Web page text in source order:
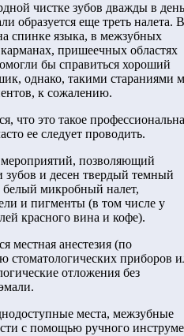
чистке зубов дважды в
образуется еще треть налета. В
спинке языка, в межзубных
пришеечных областях
бы справиться хороший
однако, такими стараниями
к сожалению.
что это такое
ее следует проводить.
позволяющий
зубов и десен твердый темный
микробный налет,
и пигменты (в том числе у
красного вина и кофе).
местная анестезия (по
стоматологических приборов
отложения без
места, межзубные
с помощью ручного